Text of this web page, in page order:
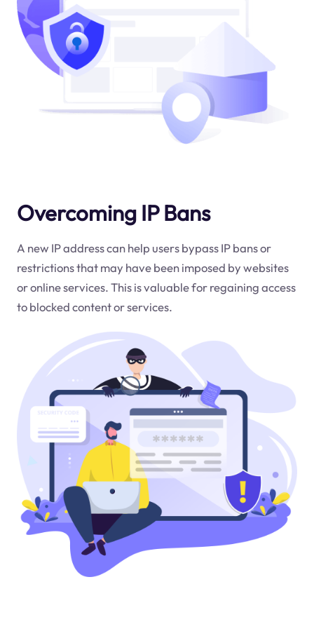
Overcoming IP Bans
A new IP address can help users bypass IP bans or
restrictions that may have been imposed by websites
or online services. This is valuable for regaining access
to blocked content or services.